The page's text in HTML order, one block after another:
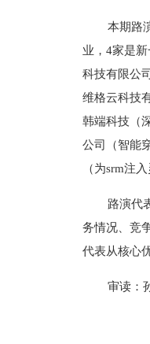
本期路
业，4家是
科技有限公
维格云科技
韩端科技（
公司（智能
（为srm注
路演代
务情况、竞
代表从核心
审读：